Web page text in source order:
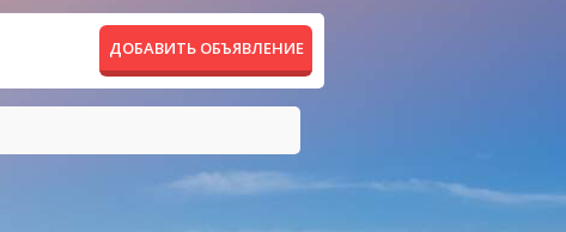
ДОБАВИТЬ ОБЪЯВЛЕНИЕ